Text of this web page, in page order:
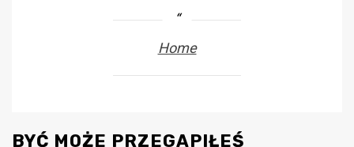
Home
BYĆ MOŻE PRZEGAPIŁEŚ